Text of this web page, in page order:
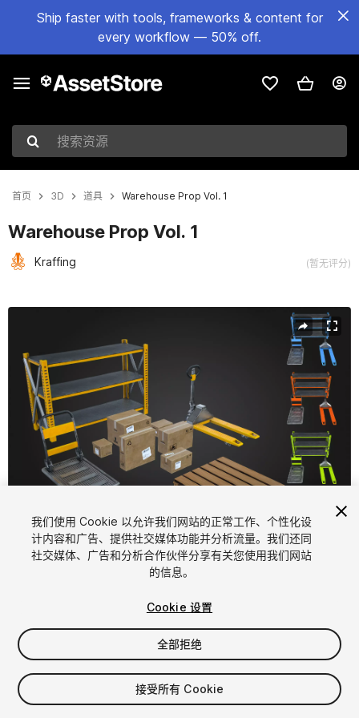
Ship faster with tools, frameworks & content for
every workflow — 50% off.
搜索资源
首页 3D 道具 Warehouse Prop Vol. 1
Warehouse Prop Vol. 1
Kraffing (暂无评分)
1/9
$6.99
增值税将在结算时计算
我们使用 Cookie 以允许我们网站的正常工作、个性化设
计内容和广告、提供社交媒体功能并分析流量。我们还同
社交媒体、广告和分析合作伙伴分享有关您使用我们网站
的信息。
Cookie 设置
全部拒绝
接受所有 Cookie